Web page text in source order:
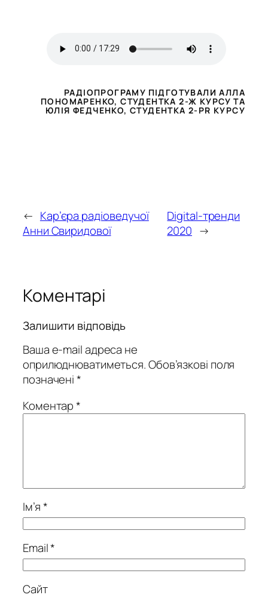
РАДІОПРОГРАМУ ПІДГОТУВАЛИАЛЛА
ПОНОМАРЕНКО, СТУДЕНТКА 2-Ж КУРСУ ТА
ЮЛІЯ ФЕДЧЕНКО, СТУДЕНТКА 2-PR КУРСУ
← Кар’єра радіоведучої
Анни Свиридової
Digital-тренди
2020 →
Коментарі
Залишити відповідь
Ваша e-mail адреса не
оприлюднюватиметься.Обов’язкові поля
позначені*
Коментар*
Ім’я*
Email*
Сайт